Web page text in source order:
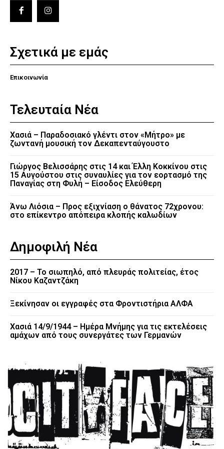
Σχετικά με εμάς
Επικοινωνία
Τελευταία Νέα
Χασιά – Παραδοσιακό γλέντι στον «Μήτρο» με
ζωντανή μουσική τον Δεκαπενταύγουστο
Γιώργος Βελισσάρης στις 14 και Έλλη Κοκκίνου στις
15 Αυγούστου στις συναυλίες για τον εορτασμό της
Παναγίας στη Φυλή – Είσοδος Ελεύθερη
Άνω Λιόσια – Προς εξιχνίαση ο θάνατος 72χρονου:
στο επίκεντρο απόπειρα κλοπής καλωδίων
Δημοφιλή Νέα
2017 – Το σιωπηλό, από πλευράς πολιτείας, έτος
Νίκου Καζαντζάκη
Ξεκίνησαν οι εγγραφές στα Φροντιστήρια ΑΛΦΑ
Χασιά 14/9/1944 – Ημέρα Μνήμης για τις εκτελέσεις
αμάχων από τους συνεργάτες των Γερμανών